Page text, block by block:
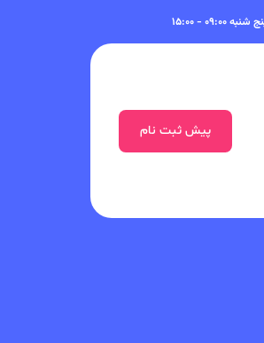
۰۹:۰۰ - ۱۵:۰۰
پیش ثبت نام